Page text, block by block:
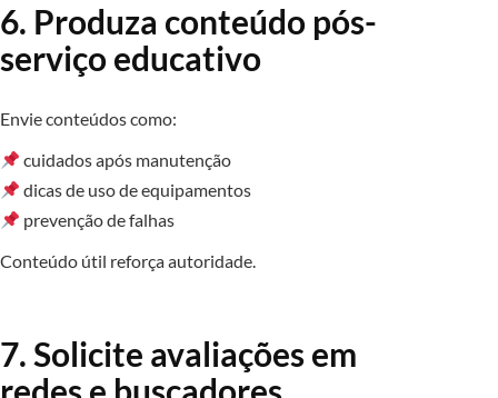
6. Produza conteúdo pós-
serviço educativo
Envie conteúdos como:
cuidados após manutenção
dicas de uso de equipamentos
prevenção de falhas
Conteúdo útil reforça autoridade.
7. Solicite avaliações em